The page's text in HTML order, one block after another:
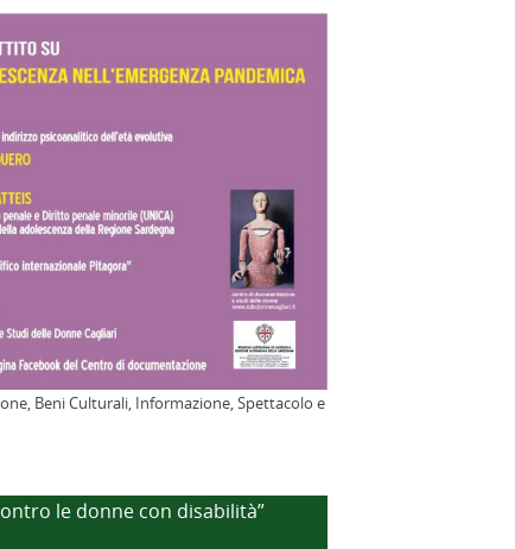
Beni Culturali, Informazione, Spettacolo e
le donne con disabilità”